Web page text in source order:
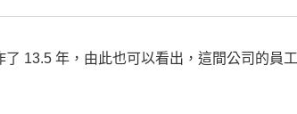
13.5 年，由此也可以看出，這間公司的員